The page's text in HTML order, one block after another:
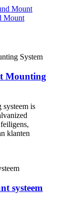
Mount
Mounting
is
klanten
systeem